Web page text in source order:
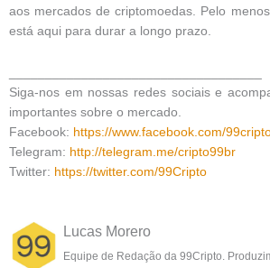
aos mercados de criptomoedas. Pelo
está aqui para durar a longo prazo.
Siga-nos em nossas redes sociais e
importantes sobre o mercado.
Facebook: https://www.facebook.com/
Telegram: http://telegram.me/cripto99br
Twitter: https://twitter.com/99Cripto
Lucas Morero
Equipe de Redação da 99Cripto.